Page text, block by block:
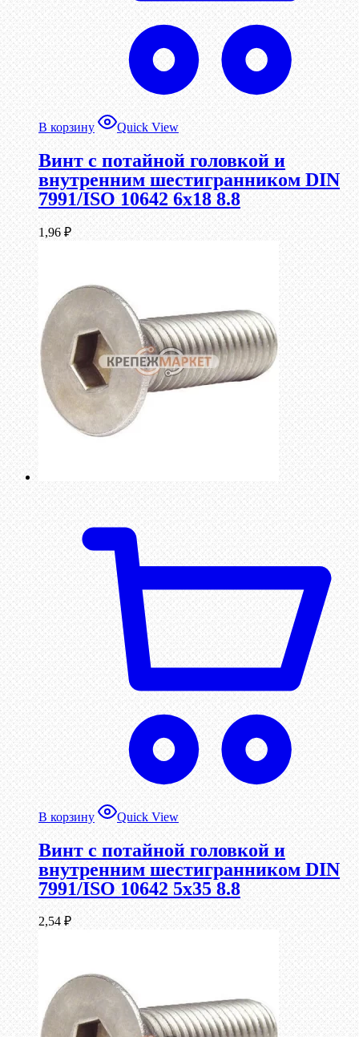
В корзину Quick View
Винт с потайной головкой и
внутренним шестигранником DIN
7991/ISO 10642 6х18 8.8
1,96 ₽
В корзину Quick View
Винт с потайной головкой и
внутренним шестигранником DIN
7991/ISO 10642 5х35 8.8
2,54 ₽